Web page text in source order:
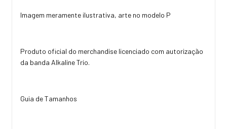
Imagem meramente ilustrativa, arte no modelo P
Produto oficial do merchandise licenciado com autorização
da banda Alkaline Trio.
Guia de Tamanhos